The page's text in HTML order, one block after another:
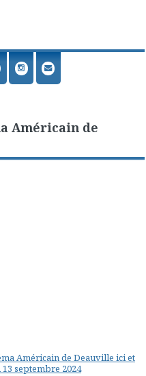
Américain de
Américain de Deauville ici et
septembre 2024